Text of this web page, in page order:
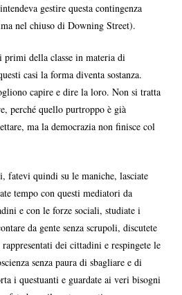
gestire questa contingenza
nel chiuso di Downing Street).
primi della classe in materia di
casi la forma diventa sostanza.
capire e dire la loro. Non si tratta
perché quello purtroppo è già
ma la democrazia non finisce col
fatevi quindi su le maniche, lasciate
tempo con questi mediatori da
e con le forze sociali, studiate i
da gente senza scrupoli, discutete
dei cittadini e respingete le
senza paura di sbagliare e di
i questuanti e guardate ai veri bisogni